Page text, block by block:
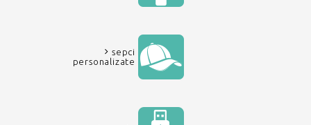
sepci
personalizate